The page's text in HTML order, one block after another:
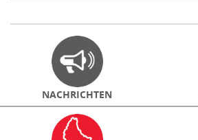
NACHRICHTEN